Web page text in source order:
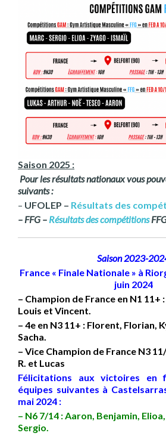
Saison 2025 :
Pour les résultats nationaux vous
suivants :
– UFOLEP – Résultats des
– FFG – Résultats des compétitions
Saison 2023-
France « Finale Nationale » à
juin 2024
– Champion de France en N1 11+
Louis et Vincent.
– 4e en N3 11+ : Florent, Florian,
Sacha.
– Vice Champion de France N3
R. et Lucas
Félicitations aux victoires en
équipes suivantes à
mai 2024 :
– N6 7/14 : Aaron, Benjamin,
Sergio.